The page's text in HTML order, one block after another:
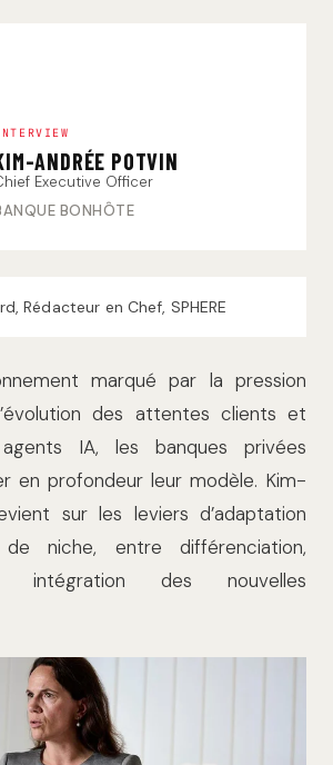
ANDRÉE POTVIN
Executive Officer
BONHÔTE
Rédacteur en Chef, SPHERE
marqué par la pression
des attentes clients et
IA, les banques privées
en profondeur leur modèle. Kim-
sur les leviers d’adaptation
de niche, entre différenciation,
intégration des nouvelles